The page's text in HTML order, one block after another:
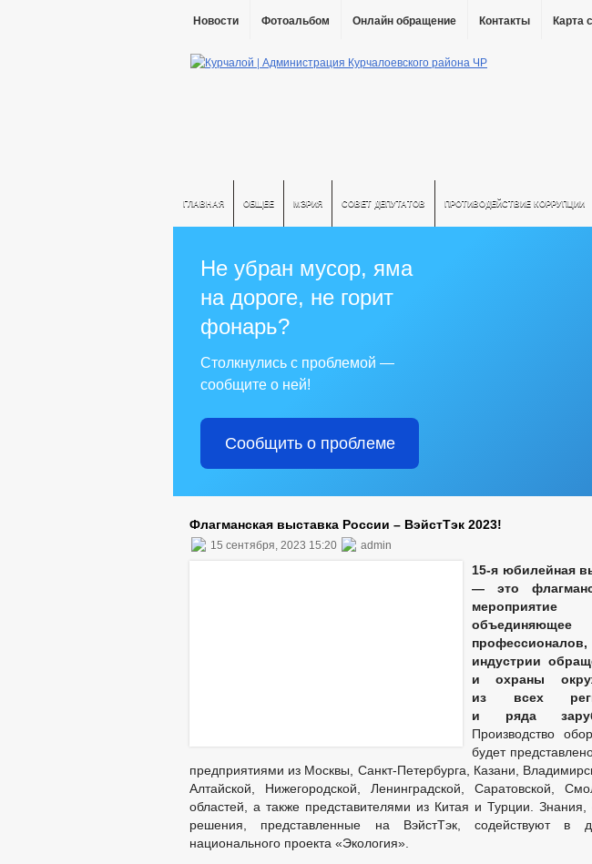
Новости Фотоальбом Онлайн обращение Контакты Карта
ГЛАВНАЯ ОБЩЕЕ МЭРИЯ СОВЕТ ДЕПУТАТОВ ПРОТИВОДЕЙСТВИЕ КОРРУПЦИИ
Не убран мусор, яма
на дороге, не горит
фонарь?
Столкнулись с проблемой —
сообщите о ней!
Сообщить о проблеме
Флагманская выставка России – ВэйстТэк 2023!
15 сентября, 2023 15:20 admin
15-я юбилейная
— это
индустрии
и охраны
из всех
и ряда
Производство
будет
предприятиями из Москвы, Санкт-Петербурга, Казани,
Алтайской, Нижегородской, Ленинградской, Саратовской,
областей, а также представителями из Китая и Турции.
решения, представленные на ВэйстТэк, содействуют в
национального проекта «Экология».